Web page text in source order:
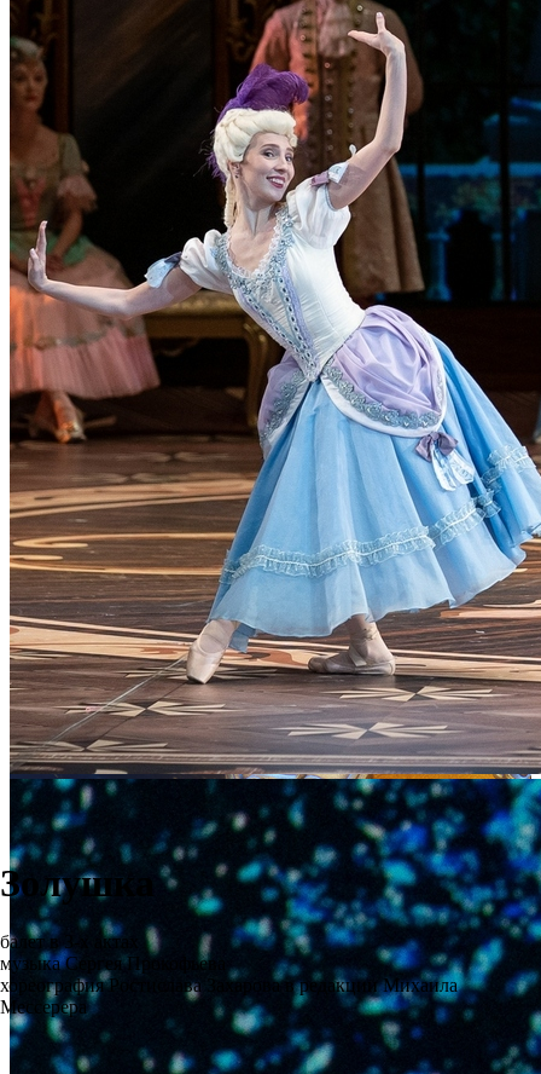
Золушка
балет в 3-х актах
музыка Сергея Прокофьева
хореография Ростислава Захарова в редакции Михаила
Мессерера